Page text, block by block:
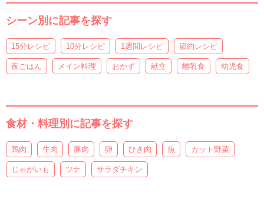
シーン別に記事を探す
15分レシピ 10分レシピ 1週間レシピ 節約レシピ
夜ごはん メイン料理 おかず 献立 離乳食 幼児食
食材・料理別に記事を探す
鶏肉 牛肉 豚肉 卵 ひき肉 魚 カット野菜
じゃがいも ツナ サラダチキン